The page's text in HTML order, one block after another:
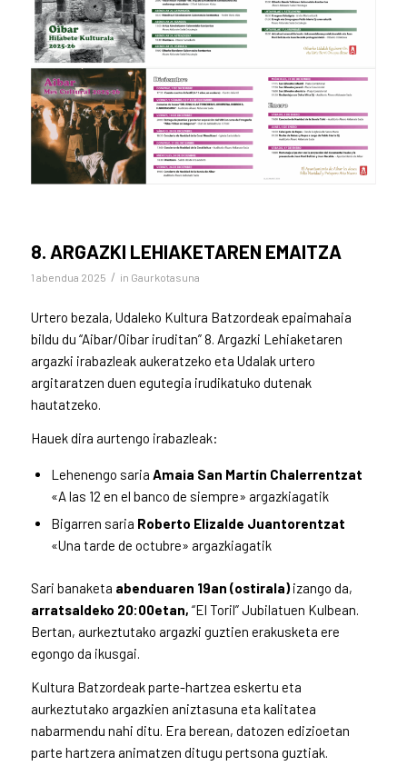
8. ARGAZKI LEHIAKETAREN EMAITZA
1 abendua 2025 / in Gaurkotasuna
Urtero bezala, Udaleko Kultura Batzordeak epaimahaia
bildu du “Aibar/Oibar iruditan” 8. Argazki Lehiaketaren
argazki irabazleak aukeratzeko eta Udalak urtero
argitaratzen duen egutegia irudikatuko dutenak
hautatzeko.
Hauek dira aurtengo irabazleak:
Lehenengo saria Amaia San Martín Chalerrentzat
«A las 12 en el banco de siempre» argazkiagatik
Bigarren saria Roberto Elizalde Juantorentzat
«Una tarde de octubre» argazkiagatik
Sari banaketa abenduaren 19an (ostirala)izango da,
arratsaldeko 20:00etan, “El Toril” Jubilatuen Kulbean.
Bertan, aurkeztutako argazki guztien erakusketa ere
egongo da ikusgai.
Kultura Batzordeak parte-hartzea eskertu eta
aurkeztutako argazkien aniztasuna eta kalitatea
nabarmendu nahi ditu. Era berean, datozen edizioetan
parte hartzera animatzen ditugu pertsona guztiak.